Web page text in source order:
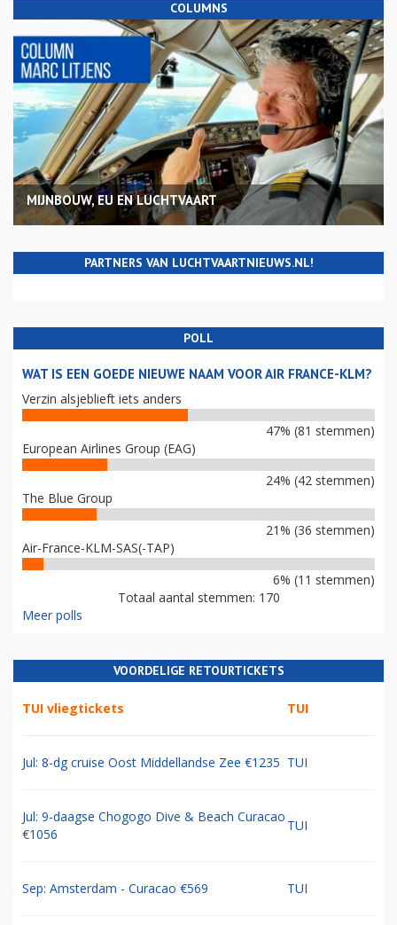
COLUMNS
MIJNBOUW, EU EN LUCHTVAART
PARTNERS VAN LUCHTVAARTNIEUWS.NL!
POLL
WAT IS EEN GOEDE NIEUWE NAAM VOOR AIR FRANCE-KLM?
Verzin alsjeblieft iets anders
47% (81 stemmen)
European Airlines Group (EAG)
24% (42 stemmen)
The Blue Group
21% (36 stemmen)
Air-France-KLM-SAS(-TAP)
6% (11 stemmen)
Totaal aantal stemmen: 170
Meer polls
VOORDELIGE RETOURTICKETS
TUI vliegtickets TUI
Jul: 8-dg cruise Oost Middellandse Zee €1235 TUI
Jul: 9-daagse Chogogo Dive & Beach Curacao
€1056
TUI
Sep: Amsterdam - Curacao €569 TUI